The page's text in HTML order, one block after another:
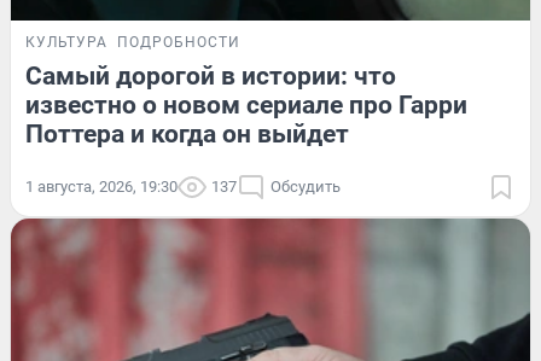
КУЛЬТУРА ПОДРОБНОСТИ
Самый дорогой в истории: что
известно о новом сериале про Гарри
Поттера и когда он выйдет
1 августа, 2026, 19:30 137 Обсудить